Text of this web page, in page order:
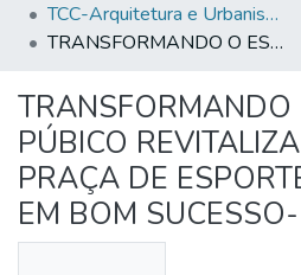
TCC-Arquitetura e Urbanismo
TRANSFORMANDO O ESPAÇO PÚBICO REVITALIZAÇÃO DA PRAÇA DE ESPORTES E LAZER EM BOM SUCESSO- MG
TRANSFORMANDO
PÚBICO
PRAÇA DE
EM BOM